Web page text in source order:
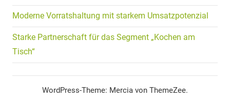
Moderne Vorratshaltung mit starkem Umsatzpotenzial
Starke Partnerschaft für das Segment „Kochen am
Tisch“
WordPress-Theme: Mercia von ThemeZee.